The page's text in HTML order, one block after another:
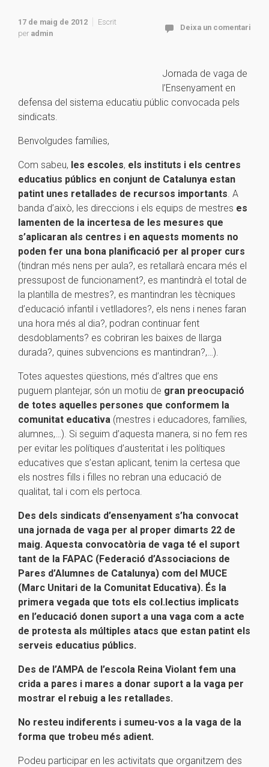
17 de maig de 2012
Escrit
per admin
Deixa un comentari
Jornada de vaga de
l’Ensenyament en
defensa del sistema educatiu públic convocada pels
sindicats.
Benvolgudes famílies,
Com sabeu, les escoles, els instituts i els centres
educatius públics en conjunt de Catalunya estan
patint unes retallades de recursos importants. A
banda d’això, les direccions i els equips de mestres es
lamenten de la incertesa de les mesures que
s’aplicaran als centres i en aquests moments no
poden fer una bona planificació per al proper curs
(tindran més nens per aula?, es retallarà encara més el
pressupost de funcionament?, es mantindrà el total de
la plantilla de mestres?, es mantindran les tècniques
d’educació infantil i vetlladores?, els nens i nenes faran
una hora més al dia?, podran continuar fent
desdoblaments? es cobriran les baixes de llarga
durada?, quines subvencions es mantindran?,…).
Totes aquestes qüestions, més d’altres que ens
puguem plantejar, són un motiu de gran preocupació
de totes aquelles persones que conformem la
comunitat educativa (mestres i educadores, famílies,
alumnes,…). Si seguim d’aquesta manera, si no fem res
per evitar les polítiques d’austeritat i les polítiques
educatives que s’estan aplicant, tenim la certesa que
els nostres fills i filles no rebran una educació de
qualitat, tal i com els pertoca.
Des dels sindicats d’ensenyament s’ha convocat
una jornada de vaga per al proper dimarts 22 de
maig. Aquesta convocatòria de vaga té el suport
tant de la FAPAC (Federació d’Associacions de
Pares d’Alumnes de Catalunya) com del MUCE
(Marc Unitari de la Comunitat Educativa). És la
primera vegada que tots els col.lectius implicats
en l’educació donen suport a una vaga com a acte
de protesta als múltiples atacs que estan patint els
serveis educatius públics.
Des de l’AMPA de l’escola Reina Violant fem una
crida a pares i mares a donar suport a la vaga per
mostrar el rebuig a les retallades.
No resteu indiferents i sumeu-vos a la vaga de la
forma que trobeu més adient.
Podeu participar en les activitats que organitzem des